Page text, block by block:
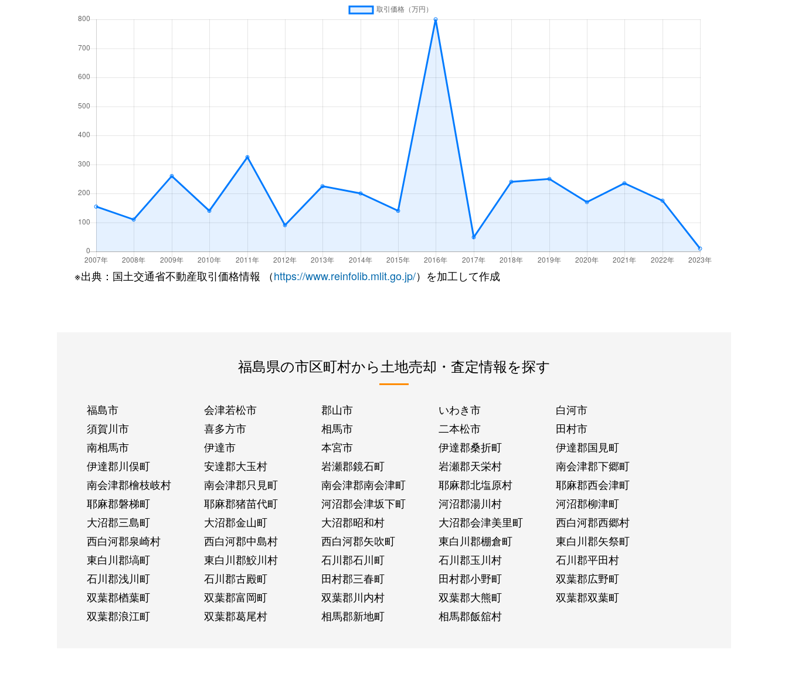
※出典：国土交通省不動産取引価格情報 （https://www.reinfolib.mlit.go.jp/）を加工して作成
福島県の市区町村から土地売却・査定情報を探す
福島市 会津若松市 郡山市 いわき市
白河市
須賀川市
喜多方市 相馬市 二本松市
田村市
南相馬市
伊達市 本宮市 伊達郡桑折町
伊達郡国見町
伊達郡川俣町
安達郡大玉村 岩瀬郡鏡石町 岩瀬郡天栄村
南会津郡下郷町
南会津郡檜枝岐村
南会津郡只見町 南会津郡南会津町 耶麻郡北塩原村
耶麻郡西会津町
耶麻郡磐梯町
耶麻郡猪苗代町 河沼郡会津坂下町 河沼郡湯川村
河沼郡柳津町
大沼郡三島町
大沼郡金山町 大沼郡昭和村 大沼郡会津美里町
西白河郡西郷村
西白河郡泉崎村
西白河郡中島村 西白河郡矢吹町 東白川郡棚倉町
東白川郡矢祭町
東白川郡塙町
東白川郡鮫川村 石川郡石川町 石川郡玉川村
石川郡平田村
石川郡浅川町
石川郡古殿町 田村郡三春町 田村郡小野町
双葉郡広野町
双葉郡楢葉町
双葉郡富岡町 双葉郡川内村 双葉郡大熊町
双葉郡双葉町
双葉郡浪江町
双葉郡葛尾村 相馬郡新地町 相馬郡飯舘村